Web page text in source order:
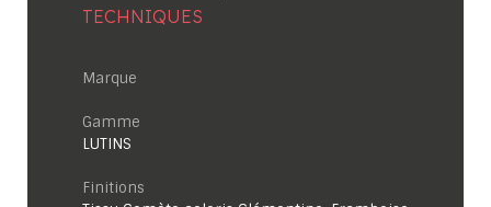
TECHNIQUES
Marque
Gamme
LUTINS
Finitions